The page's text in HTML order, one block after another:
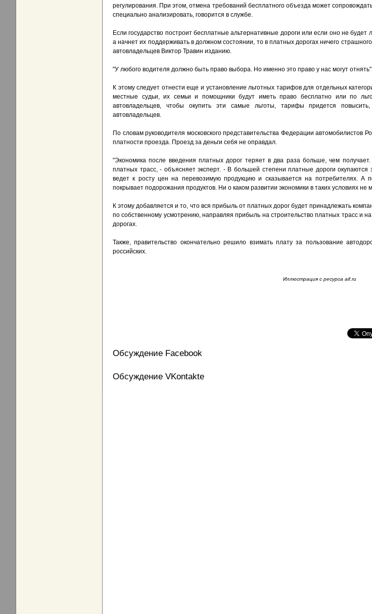
регулирования. При этом, отмена требований бесплатного объезда может
специально анализировать, говорится в службе.
Если государство построит бесплатные альтернативные дороги или если оно не
а начнет их поддерживать в должном состоянии, то в платных дорогах ничего
автовладельцев Виктор Травин изданию.
"У любого водителя должно быть право выбора. Но именно это право у нас могут
К этому следует отнести еще и установление льготных тарифов для отдельных
местные судьи, их семьи и помощники будут иметь право бесплатно или по
автовладельцев, чтобы окупить эти самые льготы, тарифы придется
автовладельцев.
По словам руководителя московского представительства Федерации автомобилистов
платности проезда. Проезд за деньги себя не оправдал.
"Экономика после введения платных дорог теряет в два раза больше, чем
платных трасс, - объясняет эксперт. - В большей степени платные дороги окупаются
ведет к росту цен на перевозимую продукцию и сказывается на потребителях. А
покрывает подорожания продуктов. Ни о каком развитии экономики в таких условиях не
К этому добавляется и то, что вся прибыль от платных дорог будет принадлежать
по собственному усмотрению, направляя прибыль на строительство платных трасс и
дорогах.
Также, правительство окончательно решило взимать плату за пользование
российских.
Иллюстрация с ресурса aif.ru
Обсуждение Facebook
Обсуждение VKontakte